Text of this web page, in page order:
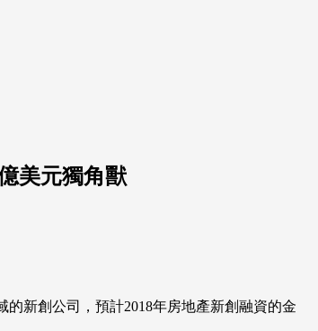
美元獨角獸
新創公司，預計2018年房地產新創融資的金